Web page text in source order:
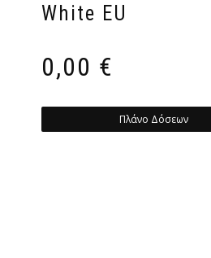
White EU
0,00 €
Πλάνο Δόσεων